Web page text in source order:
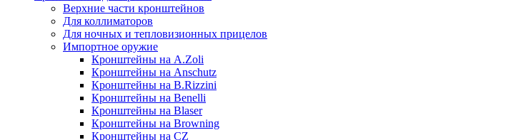
Верхние части кронштейнов
Для коллиматоров
Для ночных и тепловизионных прицелов
Импортное оружие
Кронштейны на A.Zoli
Кронштейны на Anschutz
Кронштейны на B.Rizzini
Кронштейны на Benelli
Кронштейны на Blaser
Кронштейны на Browning
Кронштейны на CZ